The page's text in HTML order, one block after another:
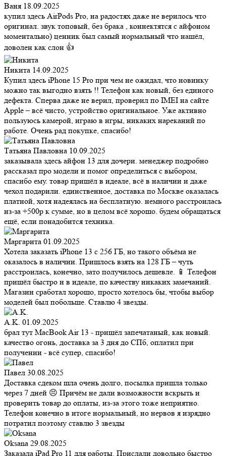
Ваня 18.09.2025
купил здесь AirPods Pro, на радостях даже не верилось что
оригинал. звук топовый, без брака , коннектятся с айфоном
моментально) ценник был самый нормальный что нашёл,
доволен как слон 👍
Никита 14.09.2025
Купил здесь iPhone 15 Pro при чем не ожидал, что новинку
можно так выгодно взять !! Телефон как новый, без единого
дефекта. Сперва даже не верил, проверил по IMEI на сайте
Apple – всё чисто, устройство оригинальное. Уже активно
пользуюсь камерой, играю в игры, никаких нареканий по
работе. Очень рад покупке, спасибо!
Татьяна Павловна 10.09.2025
заказывала здесь айфон 13 для дочери. менеджер подробно
рассказал про модели и помог определиться с выбором,
спасибо ему. товар пришёл в идеале, всё в наличии и даже
чехол подарили. единственное, доставка по Москве оказалась
платной, хотя надеялась на бесплатную. немного расстроилась
из-за +500р к сумме, но в целом всё хорошо. будем обращаться
ещё, если понадобится техника.
Маргарита 01.09.2025
Хотела заказать iPhone 13 с 256 ГБ, но такого объёма не
оказалось в наличии. Пришлось взять на 128 ГБ – чуть
расстроилась, конечно, зато получилось дешевле. 📱 Телефон
пришёл быстро и в идеале, по качеству никаких замечаний.
Магазин сработал хорошо, просто хотелось бы, чтобы выбор
моделей был побольше. Ставлю 4 звезды.
A.K. 01.09.2025
брал тут MacBook Air 13 - пришёл запечатаный, как новый.
качество огонь, доставка за 3 дня до СПб, оплатил при
получении - всё супер, спасибо!
Павел 30.08.2025
Доставка сдеком шла очень долго, посылка пришла только
через 7 дней 😣 Причём не дали возможности вскрыть и
проверить товар до оплаты, из-за этого тоже неприятно.
Телефон конечно в итоге нормальный, но нервов я изрядно
потратил поэтому ставлю 3 звезды
Oksana 29.08.2025
Заказала iPad Pro 11 для работы. Прислали довольно быстро